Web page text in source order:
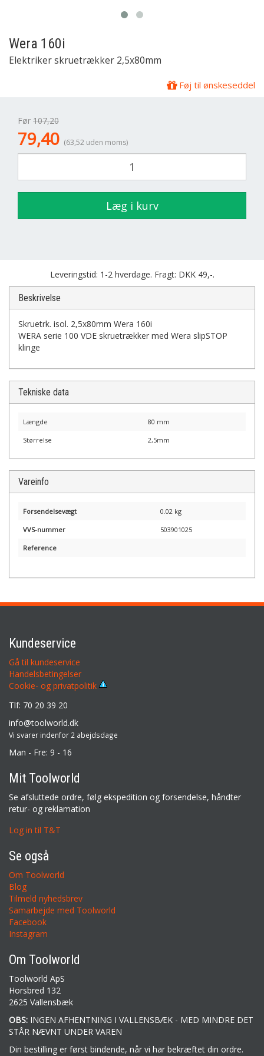
Wera 160i
Elektriker skruetrækker 2,5x80mm
Føj til ønskeseddel
Før 107,20
79,40 (63,52 uden moms)
Læg i kurv
Leveringstid: 1-2 hverdage. Fragt: DKK 49,-.
Beskrivelse
Skruetrk. isol. 2,5x80mm Wera 160i
WERA serie 100 VDE skruetrækker med Wera slipSTOP
klinge
Tekniske data
Længde 80 mm
Størrelse 2,5mm
Vareinfo
Forsendelsevægt 0.02 kg
VVS-nummer 503901025
Reference
Kundeservice
Gå til kundeservice
Handelsbetingelser
Cookie- og privatpolitik
Tlf: 70 20 39 20
info@toolworld.dk
Vi svarer indenfor 2 abejdsdage
Man - Fre: 9 - 16
Mit Toolworld
Se afsluttede ordre, følg ekspedition og forsendelse, håndter
retur- og reklamation
Log in til T&T
Se også
Om Toolworld
Blog
Tilmeld nyhedsbrev
Samarbejde med Toolworld
Facebook
Instagram
Om Toolworld
Toolworld ApS
Horsbred 132
2625 Vallensbæk
OBS: INGEN AFHENTNING I VALLENSBÆK - MED MINDRE DET
STÅR NÆVNT UNDER VAREN
Din bestilling er først bindende, når vi har bekræftet din ordre.